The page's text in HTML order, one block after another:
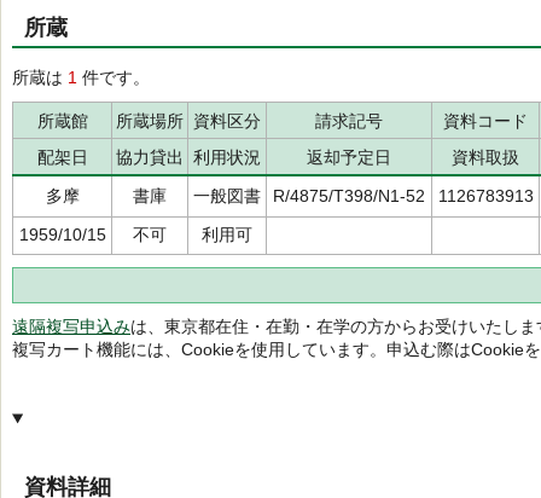
所蔵
所蔵は 1 件です。
所蔵館 所蔵場所 資料区分 請求記号
資料コード
配架日
協力貸出 利用状況 返却予定日
資料取扱
多摩
書庫 一般図書 R/4875/T398/N1-52
1126783913
1959/10/15
不可 利用可
遠隔複写申込みは、東京都在住・在勤・在学の方からお受けいたしま
複写カート機能には、Cookieを使用しています。申込む際はCookie
資料詳細